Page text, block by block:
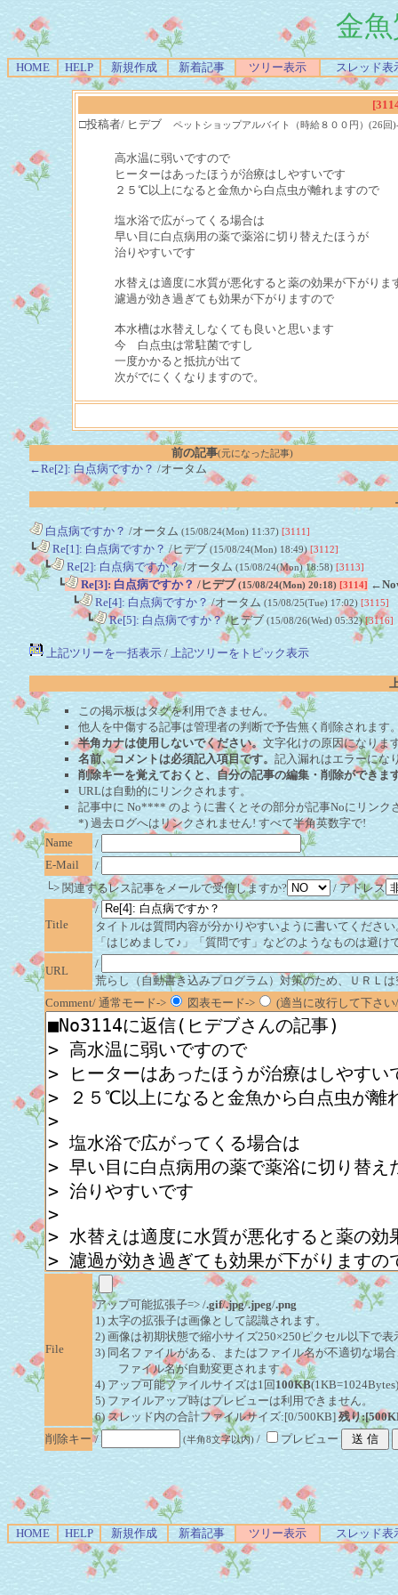
金
HOME HELP 新規作成 新着記事 ツリー表示 スレッド表
□投稿者/ ヒデブ
ペットショップアルバイト（時給８００円）(26回
高水温に弱いですので
ヒーターはあったほうが治療はしやすいです
２５℃以上になると金魚から白点虫が離れますので
塩水浴で広がってくる場合は
早い目に白点病用の薬で薬浴に切り替えたほうが
治りやすいです
水替えは適度に水質が悪化すると薬の効果が下がりま
濾過が効き過ぎても効果が下がりますので
本水槽は水替えしなくても良いと思います
今 白点虫は常駐菌ですし
一度かかると抵抗が出て
次がでにくくなりますので。
前の記事(元になった記事)
←Re[2]: 白点病ですか？ /オータム
白点病ですか？ /オータム (15/08/24(Mon) 11:37) [3111]
┗ Re[1]: 白点病ですか？ /ヒデブ(15/08/24(Mon) 18:49)[3112]
┗ Re[2]: 白点病ですか？/オータム (15/08/24(Mon) 18:58) [3113]
┗ Re[3]: 白点病ですか？ /ヒデブ(15/08/24(Mon) 20:18) [3114]
┗
Re[4]: 白点病ですか？ /オータム (15/08/25(Tue) 17:02) [3115]
┗ Re[5]: 白点病ですか？/ヒデブ (15/08/26(Wed) 05:32)[3116]
上記ツリーを一括表示/ 上記ツリーをトピック表示
この掲示板はタグを利用できません。
他人を中傷する記事は管理者の判断で予告無く削除されます
半角カナは使用しないでください。 文字化けの原因になりま
名前、コメントは必須記入項目です。 記入漏れはエラーにな
削除キーを覚えておくと、自分の記事の編集・削除ができま
URLは自動的にリンクされます。
記事中に No**** のように書くとその部分が記事Noにリン
*) 過去ログへはリンクされません! すべて半角英数字で!
Name
/
E-Mail
/
└> 関連するレス記事をメールで受信しますか?
/ アドレス
Title
/
タイトルは質問内容が分かりやすいように書いてください
「はじめまして♪」「質問です」などのようなものは避け
URL
/
荒らし（自動書き込みプログラム）対策のため、ＵＲＬ
Comment/ 通常モード->
図表モード-> (適当に改行して下さ
File
/
アップ可能拡張子=> /.gif/.jpg/.jpeg/.png
1) 太字の拡張子は画像として認識されます。
2) 画像は初期状態で縮小サイズ250×250ピクセル以下で表
3) 同名ファイルがある、またはファイル名が不適切な場
ファイル名が自動変更されます。
4) アップ可能ファイルサイズは1回 100KB
5) ファイルアップ時はプレビューは利用できません。
6) スレッド内の合計ファイルサイズ:[0/500KB]残り
削除キー / (半角8文字以内) / プレビュー
HOME HELP 新規作成 新着記事 ツリー表示 スレッド表